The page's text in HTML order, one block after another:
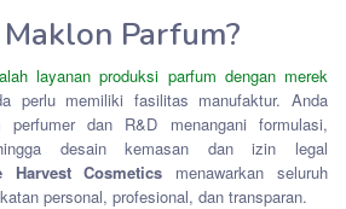
Parfum?
layanan produksi parfum dengan merek
perlu memiliki fasilitas manufaktur. Anda
perfumer dan R&D menangani formulasi,
desain kemasan dan izin legal
Harvest Cosmetics menawarkan seluruh
personal, profesional, dan transparan.